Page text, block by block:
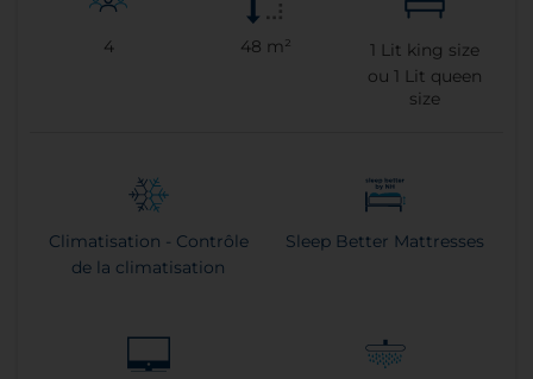
4 48 m² 1 Lit king size
ou 1 Lit queen
size
Climatisation - Contrôle
de la climatisation
Sleep Better Mattresses